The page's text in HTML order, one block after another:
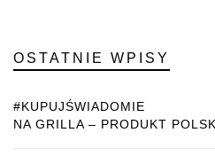
OSTATNIE WPISY
#KUPUJŚWIADOMIE
NA GRILLA – PRODUKT